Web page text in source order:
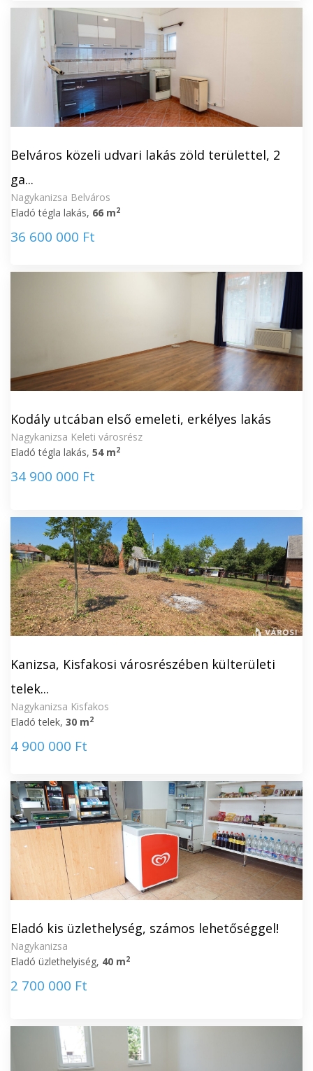
Belváros közeli udvari lakás zöld területtel, 2
ga...
Nagykanizsa Belváros
Eladó tégla lakás, 66 m2
36 600 000 Ft
Kodály utcában első emeleti, erkélyes lakás
Nagykanizsa Keleti városrész
Eladó tégla lakás, 54 m2
34 900 000 Ft
Kanizsa, Kisfakosi városrészében külterületi
telek...
Nagykanizsa Kisfakos
Eladó telek, 30 m2
4 900 000 Ft
Eladó kis üzlethelység, számos lehetőséggel!
Nagykanizsa
Eladó üzlethelyiség, 40 m2
2 700 000 Ft